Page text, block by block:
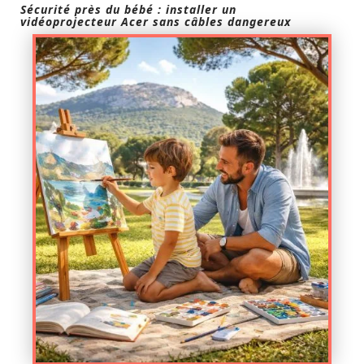
Sécurité près du bébé : installer un
vidéoprojecteur Acer sans câbles dangereux